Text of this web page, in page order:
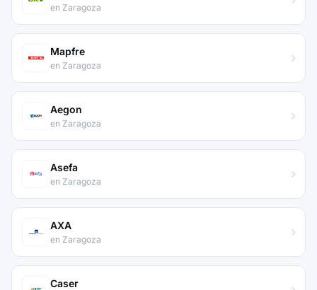
en Zaragoza
Mapfre
en Zaragoza
Aegon
en Zaragoza
Asefa
en Zaragoza
AXA
en Zaragoza
Caser